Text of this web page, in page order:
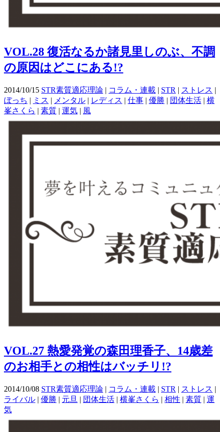
VOL.28 復活なるか諸見里しのぶ、不調
の原因はどこにある!?
2014/10/15 STR素質適応理論 | コラム・連載 | STR | ストレス |
ぼっち | ミス | メンタル | レディス | 仕事 | 優勝 | 団体生活 | 横
峯さくら | 素質 | 運気 | 風
VOL.27 熱愛発覚の森田理香子、14歳差
のお相手との相性はバッチリ!?
2014/10/08 STR素質適応理論 | コラム・連載 | STR | ストレス |
ライバル | 優勝 | 元旦 | 団体生活 | 横峯さくら | 相性 | 素質 | 運
気